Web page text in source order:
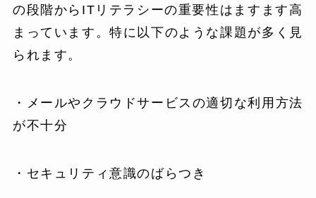
の段階からITリテラシーの重要性はますます高
まっています。特に以下のような課題が多く見
られます。
・メールやクラウドサービスの適切な利用方法
が不十分
・セキュリティ意識のばらつき